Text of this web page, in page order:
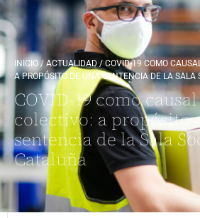
INICIO /ACTUALIDAD/ COVID-19 COMO
A PROPÓSITO DE UNA SENTENCIA DE LA SALA
COVID-19 como
colectivo: a propósito
sentencia de la Sala
Cataluña